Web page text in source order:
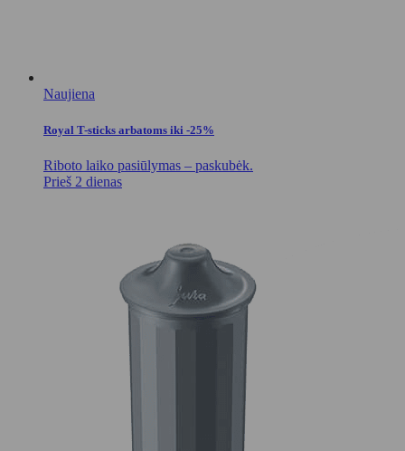
Naujiena
Royal T-sticks arbatoms iki -25%
Riboto laiko pasiūlymas – paskubėk.
Prieš 2 dienas